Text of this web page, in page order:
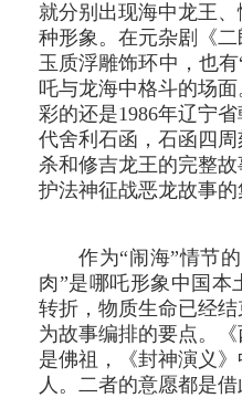
就分别出现海中龙王
种形象。在元杂剧《
玉质浮雕饰环中，也
吒与龙海中格斗的场
彩的还是1986年辽宁
代舍利石函，石函四
杀和修吉龙王的完整
护法神征战恶龙故事的
作为“闹海”情节
肉”是哪吒形象中国本
转折，物质生命已经
为故事编排的要点。
是佛祖，《封神演义
人。二者的意愿都是